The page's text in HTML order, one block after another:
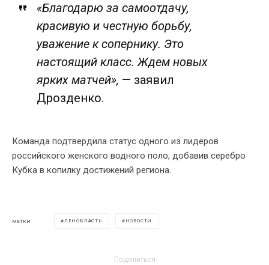
«Благодарю за самоотдачу,
красивую и честную борьбу,
уважение к сопернику. Это
настоящий класс. Ждем новых
ярких матчей», — заявил
Дрозденко.
Команда подтвердила статус одного из лидеров
российского женского водного поло, добавив серебро
Кубка в копилку достижений региона.
МЕТКИ ЛЕНОБЛАСТЬ НОВОСТИ
Поделиться